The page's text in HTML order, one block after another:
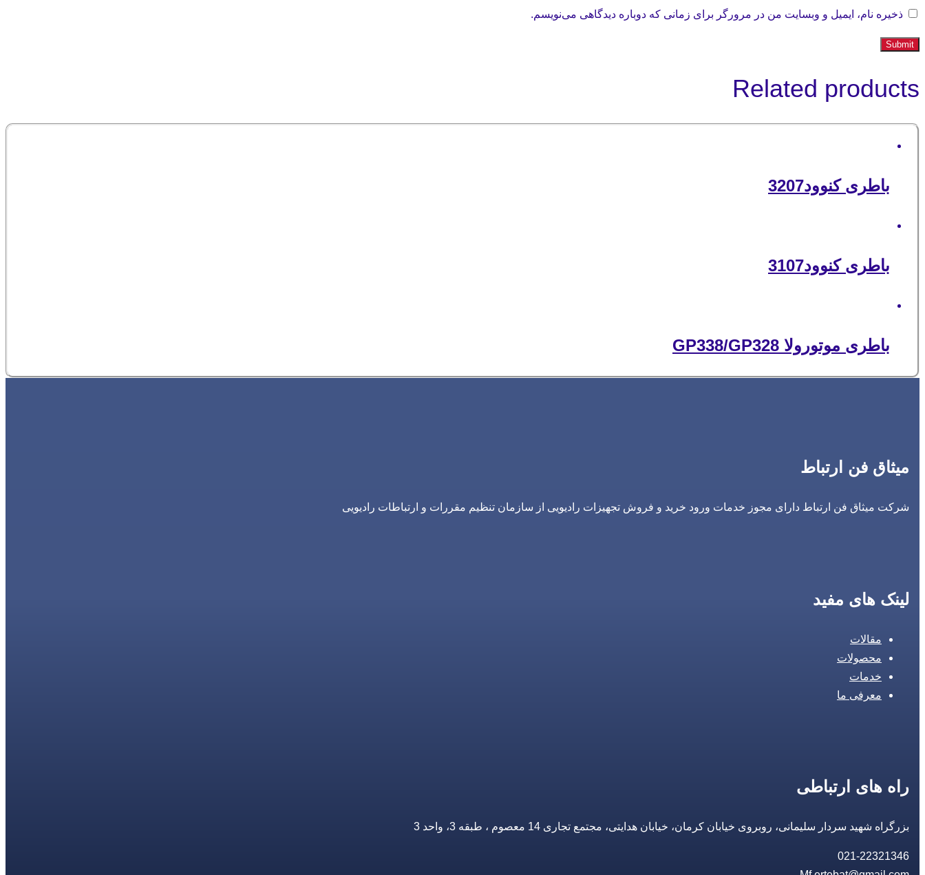
ذخیره نام، ایمیل و وبسایت من در مرورگر برای زمانی که دوباره دیدگاهی می‌نویسم.
Related products
باطری کنوود3207
باطری کنوود3107
باطری موتورولا GP338/GP328
میثاق فن ارتباط
شرکت میثاق فن ارتباط دارای مجوز خدمات ورود خرید و فروش تجهیزات رادیویی از سازمان تنظیم مقررات و ارتباطات رادیویی
لینک های مفید
مقالات
محصولات
خدمات
معرفی ما
راه های ارتباطی
بزرگراه شهید سردار سلیمانی، روبروی خیابان کرمان، خیابان هدایتی، مجتمع تجاری 14 معصوم ، طبقه 3، واحد 3
021-22321346